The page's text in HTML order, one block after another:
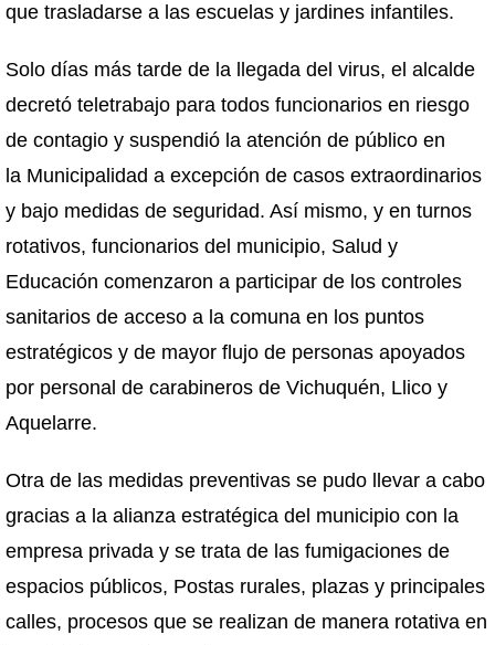
que trasladarse a las escuelas y jardines infantiles.
Solo días más tarde de la llegada del virus, el alcalde
decretó teletrabajo para todos funcionarios en riesgo
de contagio y suspendió la atención de público en
la Municipalidad a excepción de casos extraordinarios
y bajo medidas de seguridad. Así mismo, y en turnos
rotativos, funcionarios del municipio, Salud y
Educación comenzaron a participar de los controles
sanitarios de acceso a la comuna en los puntos
estratégicos y de mayor flujo de personas apoyados
por personal de carabineros de Vichuquén, Llico y
Aquelarre.
Otra de las medidas preventivas se pudo llevar a cabo
gracias a la alianza estratégica del municipio con la
empresa privada y se trata de las fumigaciones de
espacios públicos, Postas rurales, plazas y principales
calles, procesos que se realizan de manera rotativa en